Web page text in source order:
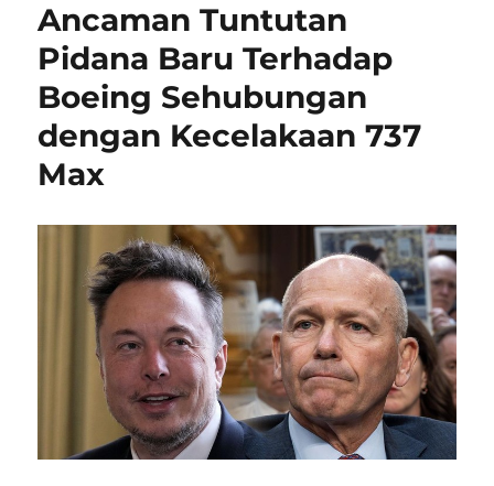
Ancaman Tuntutan
Pidana Baru Terhadap
Boeing Sehubungan
dengan Kecelakaan 737
Max